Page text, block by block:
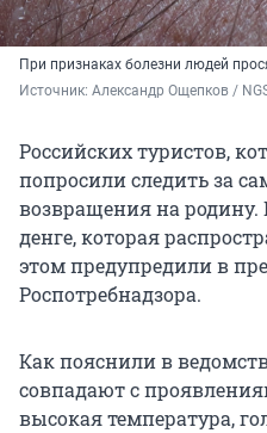
При признаках болезни людей
Источник: Александр Ощепков /
Российских туристов,
попросили следить за
возвращения на родину.
денге, которая
этом предупредили в
Роспотребнадзора.
Как пояснили в
совпадают с
высокая температура,